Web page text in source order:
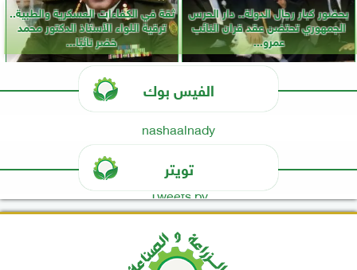
بحضور كبار رجال الدولة.. دار الحرس
الجمهوري تحتضن عقد قران النائب
عمرو...
ثقة في الكفاءات العسكرية والطبية..
ترقية اللواء الأستاذ الدكتور محمد
خضر نائبًا...
الفيس بوك
nashaalnady
تويتر
Tweets by